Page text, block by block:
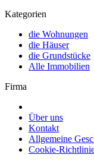
Kategorien
die Wohnungen
die Häuser
die Grundstücke
Alle Immobilien
Firma
Über uns
Kontakt
Allgemeine
Cookie-